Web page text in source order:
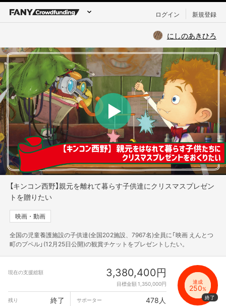
ログイン 新規登録
にしのあきひろ
【キンコン西野】親元を離れて暮らす子供達にクリスマスプレゼン
トを贈りたい
映画・動画
全国の児童養護施設の子供達(全国202施設、7967名)全員に「映画 えんとつ
町のプペル」(12月25日公開)の観賞チケットをプレゼントしたい。
現在の支援総額 3,380,400円
目標金額 1,350,000円 達成
250%
残り
終了 サポーター 478人